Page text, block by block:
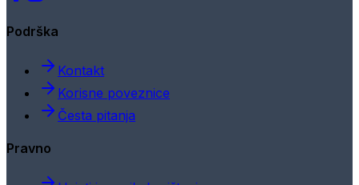
Podrška
Kontakt
Korisne poveznice
Česta pitanja
Pravno